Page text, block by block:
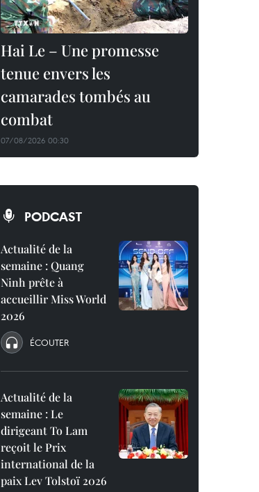
Hai Le – Une promesse
tenue envers les
camarades tombés au
combat
07/08/2026 00:30
PODCAST
Actualité de la
semaine : Quang
Ninh prête à
accueillir Miss World
2026
ÉCOUTER
Actualité de la
semaine : Le
dirigeant To Lam
reçoit le Prix
international de la
paix Lev Tolstoï 2026